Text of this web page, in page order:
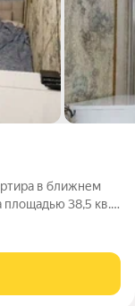
в ближнем
площадью 38,5 кв.
ремонт,
с зоной